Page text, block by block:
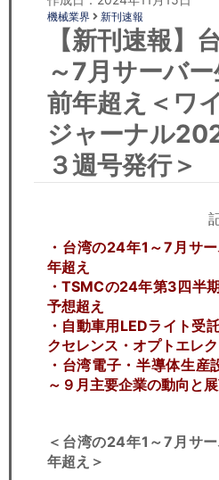
コンサルティング
リサーチ
セミナー
経済ニュース
労務顧問
飲食店情報
機械業界 新刊速報
【新刊速報】
～7月サーバ
前年超え＜ワ
ジャーナル
３週号発行＞
・台湾の24年1～7月サ
年超え
・TSMCの24年第3四半
予想超え
・自動車用LEDライト受
クセレンス・オプトエレク
・台湾電子・半導体生
～９月主要企業の動向と
＜台湾の24年1～7月サ
年超え＞